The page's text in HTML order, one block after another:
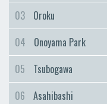
03
Oroku
04
Onoyama Park
05
Tsubogawa
06
Asahibashi